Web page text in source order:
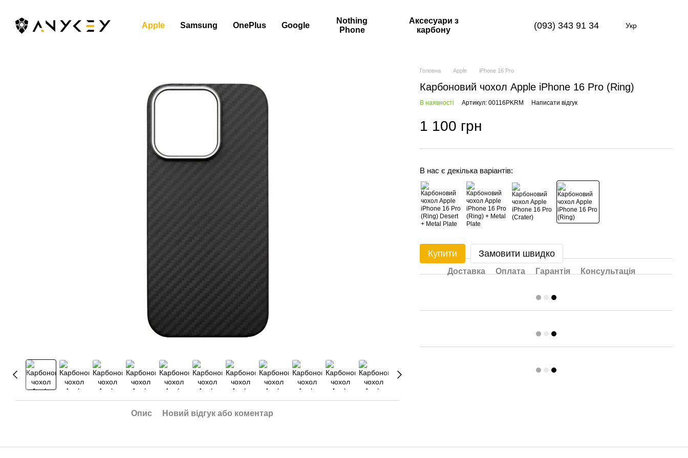
Apple Samsung OnePlus Google
Nothing
Phone
Аксесуари з
карбону
(093) 343 91 34 Укр
Опис Новий відгук або коментар
Головна Apple iPhone 16 Pro
Карбоновий чохол Apple iPhone 16 Pro (Ring)
В наявності Артикул: 00116PKRM Написати відгук
1 100 грн
В нас є декілька варіантів:
Купити Замовити швидко
Доставка Оплата Гарантія Консультація